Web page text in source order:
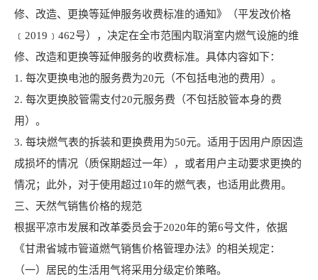
修、改造、更换等延伸服务收费标准的通知》（平发改价格
﹝2019﹞462号），决定在全市范围内取消室内燃气设施的维
修、改造和更换等延伸服务的收费标准。具体内容如下：
1. 每次更换电池的服务费为20元（不包括电池的费用）。
2. 每次更换胶管需支付20元服务费（不包括胶管本身的费
用）。
3. 每块燃气表的拆装和更换费用为50元。适用于因用户原因造
成损坏的情况（质保期超过一年），或者用户主动要求更换的
情况；此外，对于使用超过10年的燃气表，也适用此费用。
三、天然气销售价格的规范
根据平凉市发展和改革委员会于2020年的第6号文件，依据
《甘肃省城市管道燃气销售价格管理办法》的相关规定：
（一）居民的生活用气将采用分级定价策略。